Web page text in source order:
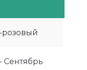
розовый
Сентябрь